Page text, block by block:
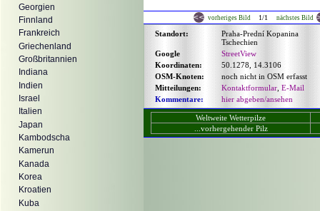
Georgien
Finnland
Frankreich
Griechenland
Großbritannien
Indiana
Indien
Israel
Italien
Japan
Kambodscha
Kamerun
Kanada
Korea
Kroatien
Kuba
vorheriges Bild 1/1 nächstes Bild
Standort:
Praha-Prední Kopanina
Tschechien
Google
StreetView
Koordinaten:
50.1278, 14.3106
OSM-Knoten:
noch nicht in OSM erfasst
Mitteilungen:
Kontaktformular E-Mail
Kommentare:
hier abgeben/ansehen
Weltweite Wetterpilze
...vorhergehender Pilz